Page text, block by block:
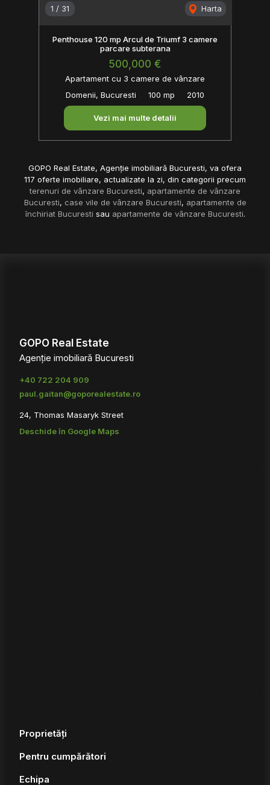
1 / 31 Harta
Penthouse 120 mp Arcul de Triumf 3 camere
parcare subterana
500,000 €
Apartament cu 3 camere de vânzare
Domenii, Bucuresti
100 mp 2010
Vezi mai multe detalii
GOPO Real Estate, Agenție imobiliară Bucuresti, va ofera
117 oferte imobiliare, actualizate la zi, din categorii precum
terenuri de vânzare Bucuresti, apartamente de vânzare
Bucuresti, case vile de vânzare Bucuresti, apartamente de
închiriat Bucuresti sau apartamente de vânzare Bucuresti.
GOPO Real Estate
Agenție imobiliară Bucuresti
+40 722 204 909
paul.gaitan@goporealestate.ro
24, Thomas Masaryk Street
Deschide în Google Maps
Proprietăți
Pentru cumpărători
Echipa